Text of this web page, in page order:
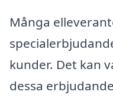
Många
kunder. Det kan
dessa